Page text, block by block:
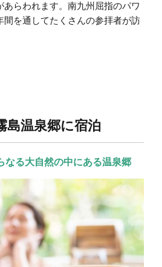
あらわれます。南九州屈指のパワ
間を通してたくさんの参拝者が訪
島温泉郷に宿泊
なる大自然の中にある温泉郷